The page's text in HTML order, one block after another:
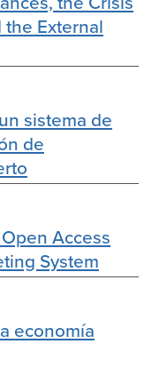
External
sistema de
de
Access
System
economía